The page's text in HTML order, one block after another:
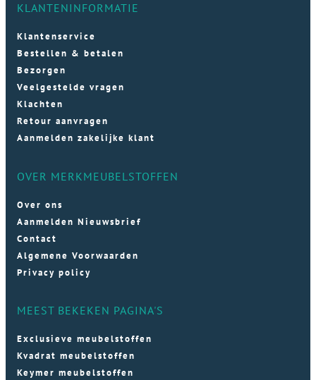
KLANTENINFORMATIE
Klantenservice
Bestellen & betalen
Bezorgen
Veelgestelde vragen
Klachten
Retour aanvragen
Aanmelden zakelijke klant
OVER MERKMEUBELSTOFFEN
Over ons
Aanmelden Nieuwsbrief
Contact
Algemene Voorwaarden
Privacy policy
MEEST BEKEKEN PAGINA'S
Exclusieve meubelstoffen
Kvadrat meubelstoffen
Keymer meubelstoffen